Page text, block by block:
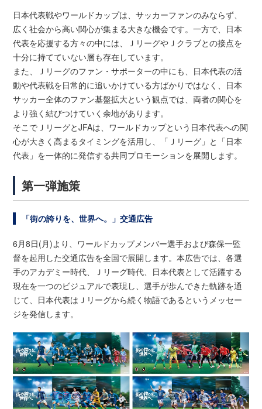
日本代表戦やワールドカップは、サッカーファンのみならず、
広く社会から高い関心が集まる大きな機会です。一方で、日本
代表を応援する方々の中には、ＪリーグやＪクラブとの接点を
十分に持てていない層も存在しています。
また、Ｊリーグのファン・サポーターの中にも、日本代表の活
動や代表戦を日常的に追いかけている方ばかりではなく、日本
サッカー全体のファン基盤拡大という観点では、両者の関心を
より強く結びつけていく余地があります。
そこでＪリーグとJFAは、ワールドカップという日本代表への関
心が大きく高まるタイミングを活用し、「Ｊリーグ」と「日本
代表」を一体的に発信する共同プロモーションを展開します。
第一弾施策
「街の誇りを、世界へ。」交通広告
6月8日(月)より、ワールドカップメンバー選手および森保一監
督を起用した交通広告を全国で展開します。本広告では、各選
手のアカデミー時代、Ｊリーグ時代、日本代表として活躍する
現在を一つのビジュアルで表現し、選手が歩んできた軌跡を通
じて、日本代表はＪリーグから続く物語であるというメッセー
ジを発信します。